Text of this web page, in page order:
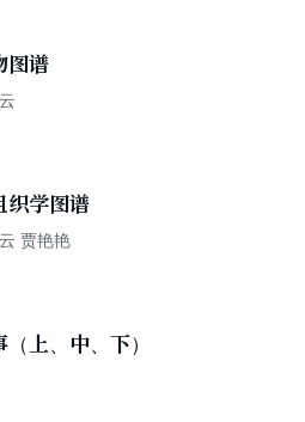
图谱
织学图谱
贾艳艳
上、中、下）